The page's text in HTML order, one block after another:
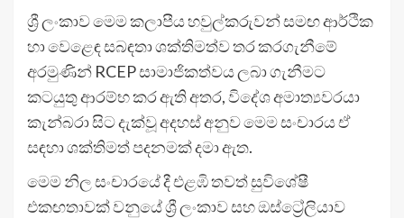
ශ්‍රී ලංකාව මෙම කලාපීය හවුල්කරුවන් සමඟ ආර්ථික
හා වෙළෙඳ සබඳතා ශක්තිමත්ව තර කරගැනීමේ
අරමුණින් RCEP සාමාජිකත්වය ලබා ගැනීමට
කටයුතු ආරම්භ කර ඇති අතර, විදේශ අමාත්‍යවරයා
කැන්බරා සිට දැක්වූ අදහස් අනුව මෙම සංචාරය ඒ
සඳහා ශක්තිමත් පදනමක් දමා ඇත.
මෙම නිල සංචාරයේ දී එළඹි තවත් සුවිශේෂී
එකඟතාවක් වනුයේ ශ්‍රී ලංකාව සහ ඔස්ට්‍රේලියාව